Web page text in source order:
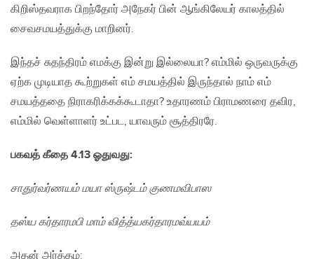
கிறிஸ்தவராக பிறந்தோர் அநேகர் பின் ஆங்கிலேயர் காலத்தில்
சைவசமயத்துக்கு மாறினர்.
இந்தச் சுதந்திரம் எமக்கு இன்று இல்லையா? எம்மில் ஒருவருக்கு
ஏற்க முடியாத கூற்றுகள் எம் சமயத்தில் இருந்தால் நாம் எம்
சமயத்ததை நிராகரிக்கக்கூடாதா? உதாரணம் பிராமணரை தவிர,
எம்மில் வெள்ளாளர் உட்பட, யாவரும் சூத்திரரே.
பகவத் கீதை 4.13 ஓதுவது:
சாதுர்வர்ணயம் மயா ஸ்ருஷ்டம் குணமவிபாஸ
தஸ்ய கர்தாரமபி மாம் வித்த்யகர்தாரமவ்யயம்
அதன் அர்த்தம்: